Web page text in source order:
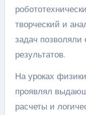
творческий и
задач позволяли
результатов.
На уроках
проявлял
расчеты и